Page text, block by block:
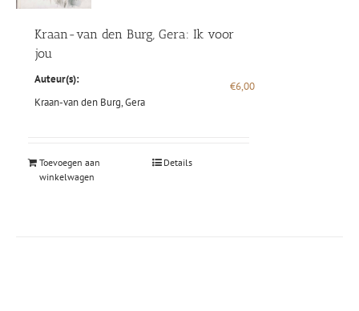
Kraan-van den Burg, Gera: Ik voor
jou
Auteur(s):
Kraan-van den Burg, Gera
€6,00
Toevoegen aan
winkelwagen
Details